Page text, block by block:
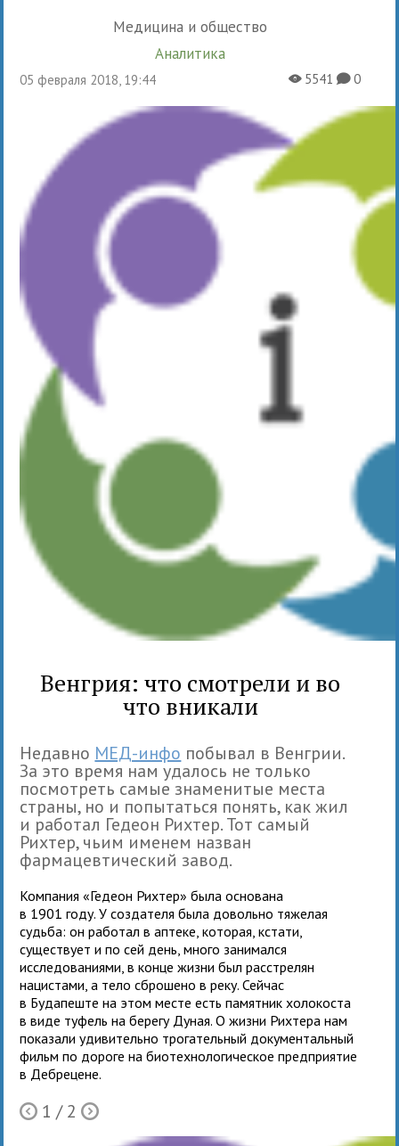
Медицина и общество
Аналитика
05 февраля 2018, 19:44 X5541K0
Венгрия: что смотрели и во
что вникали
Недавно МЕД-инфо побывал в Венгрии.
За это время нам удалось не только
посмотреть самые знаменитые места
страны, но и попытаться понять, как жил
и работал Гедеон Рихтер. Тот самый
Рихтер, чьим именем назван
фармацевтический завод.
Компания «Гедеон Рихтер» была основана
в 1901 году. У создателя была довольно тяжелая
судьба: он работал в аптеке, которая, кстати,
существует и по сей день, много занимался
исследованиями, в конце жизни был расстрелян
нацистами, а тело сброшено в реку. Сейчас
в Будапеште на этом месте есть памятник холокоста
в виде туфель на берегу Дуная. О жизни Рихтера нам
показали удивительно трогательный документальный
фильм по дороге на биотехнологическое предприятие
в Дебрецене.
Ò 1 / 2Õ